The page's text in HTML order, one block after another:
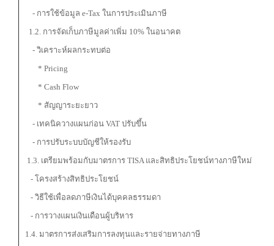
- การใช้ข้อมูล e-Tax ในการประเมินภาษี
1.2. การจัดเก็บภาษีมูลค่าเพิ่ม 10% ในอนาคต
- วิเคราะห์ผลกระทบต่อ
* Pricing
* Cash Flow
* สัญญาระยะยาว
- เทคนิควางแผนก่อน VAT ปรับขึ้น
- การปรับระบบบัญชีให้รองรับ
1.3. เตรียมพร้อมกับมาตรการ TISA และสิทธิประโยชน์ทางภาษีใหม่
- โครงสร้างสิทธิประโยชน์
- วิธีใช้เพื่อลดภาษีเงินได้บุคคลธรรมดา
- การวางแผนเงินเดือนผู้บริหาร
1.4. มาตรการส่งเสริมการลงทุนและรายจ่ายทางภาษี